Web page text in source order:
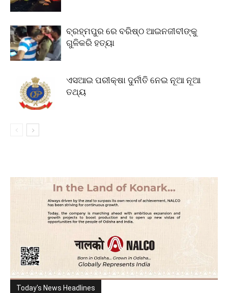
ବ୍ରହ୍ମପୁର ରେ ବରିଷ୍ଠ ଆଇନଜୀବୀଙ୍କୁ
ଗୁଳିକରି ହତ୍ୟା
ଏସଆଇ ପରୀକ୍ଷା ଦୁର୍ନୀତି ନେଇ ନୂଆ ନୂଆ
ତଥ୍ୟ
Today's News Headlines